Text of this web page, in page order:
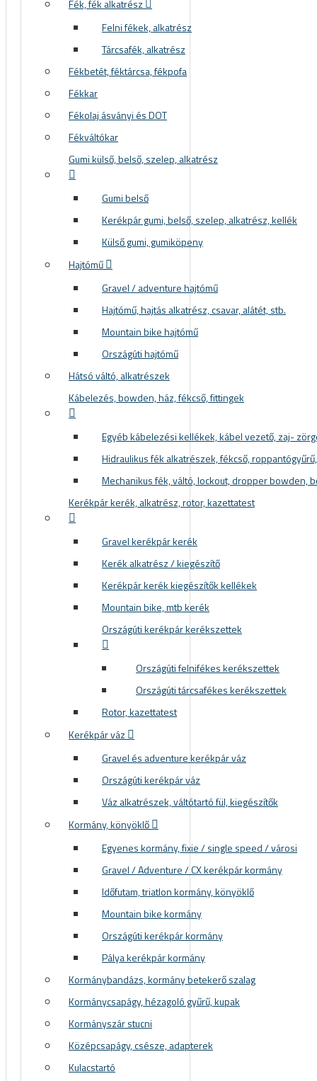
Fék, fék alkatrész
Felni fékek, alkatrész
Tárcsafék, alkatrész
Fékbetét, féktárcsa, fékpofa
Fékkar
Fékolaj ásványi és DOT
Fékváltókar
Gumi külső, belső, szelep, alkatrész
Gumi belső
Kerékpár gumi, belső, szelep, alkatrész, kellék
Külső gumi, gumiköpeny
Hajtómű
Gravel / adventure hajtómű
Hajtómű, hajtás alkatrész, csavar, alátét, stb.
Mountain bike hajtómű
Országúti hajtómű
Hátsó váltó, alkatrészek
Kábelezés, bowden, ház, fékcső, fittingek
Egyéb kábelezési kellékek, kábel vezető, zaj-
Hidraulikus fék alkatrészek, fékcső,
Mechanikus fék, váltó, lockout, dropper bowden,
Kerékpár kerék, alkatrész, rotor, kazettatest
Gravel kerékpár kerék
Kerék alkatrész / kiegészítő
Kerékpár kerék kiegészítők kellékek
Mountain bike, mtb kerék
Országúti kerékpár kerékszettek
Országúti felnifékes kerékszettek
Országúti tárcsafékes kerékszettek
Rotor, kazettatest
Kerékpár váz
Gravel és adventure kerékpár váz
Országúti kerékpár váz
Váz alkatrészek, váltótartó fül, kiegészítők
Kormány, könyöklő
Egyenes kormány, fixie / single speed / városi
Gravel / Adventure / CX kerékpár kormány
Időfutam, triatlon kormány, könyöklő
Mountain bike kormány
Országúti kerékpár kormány
Pálya kerékpár kormány
Kormánybandázs, kormány betekerő szalag
Kormánycsapágy, hézagoló gyűrű, kupak
Kormányszár stucni
Középcsapágy, csésze, adapterek
Kulacstartó